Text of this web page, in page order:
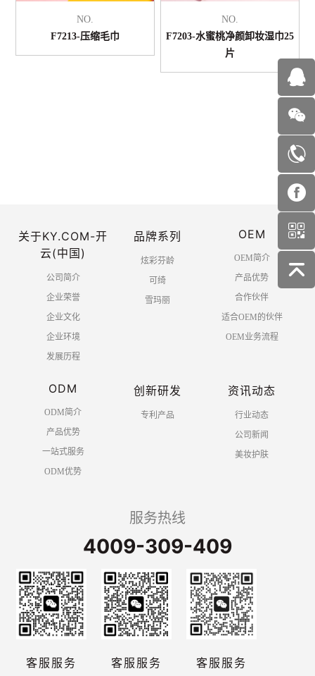
NO.
F7213-压缩毛巾
NO.
F7203-水蜜桃净颜卸妆湿巾25
片
末页
关于KY.COM-开
云(中国)
公司简介
企业荣誉
企业文化
企业环境
发展历程
品牌系列
炫彩芬龄
可绮
雪玛丽
OEM
OEM简介
产品优势
合作伙伴
适合OEM的伙伴
OEM业务流程
ODM
ODM简介
产品优势
一站式服务
ODM优势
创新研发
专利产品
资讯动态
行业动态
公司新闻
美妆护肤
服务热线
4009-309-409
客服服务 客服服务 客服服务